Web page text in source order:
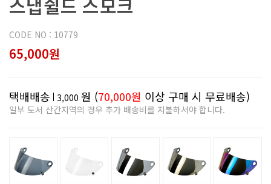
스냅쉴드 스모크
CODE NO : 10779
65,000원
택배배송 3,000 원 (70,000원 이상 구매 시 무료배송)
일부 도서 산간지역의 경우 추가 배송비를 지불하셔야 합니다.